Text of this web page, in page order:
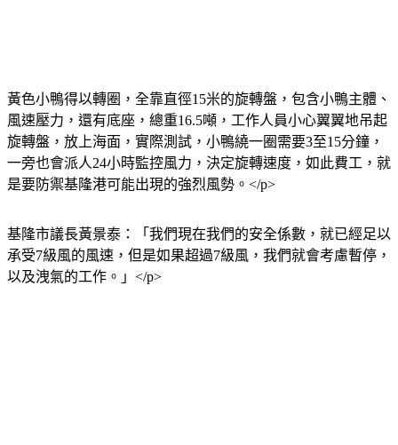
黃色小鴨得以轉圈，全靠直徑15米的旋轉盤，包含小鴨主體、
風速壓力，還有底座，總重16.5噸，工作人員小心翼翼地吊起
旋轉盤，放上海面，實際測試，小鴨繞一圈需要3至15分鐘，
一旁也會派人24小時監控風力，決定旋轉速度，如此費工，就
是要防禦基隆港可能出現的強烈風勢。</p>
基隆市議長黃景泰：「我們現在我們的安全係數，就已經足以
承受7級風的風速，但是如果超過7級風，我們就會考慮暫停，
以及洩氣的工作。」</p>